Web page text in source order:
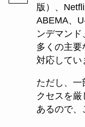
版）、
ABEMA、
ンデマンド
多くの主要
対応してい
ただし、一
クセスを
あるので、